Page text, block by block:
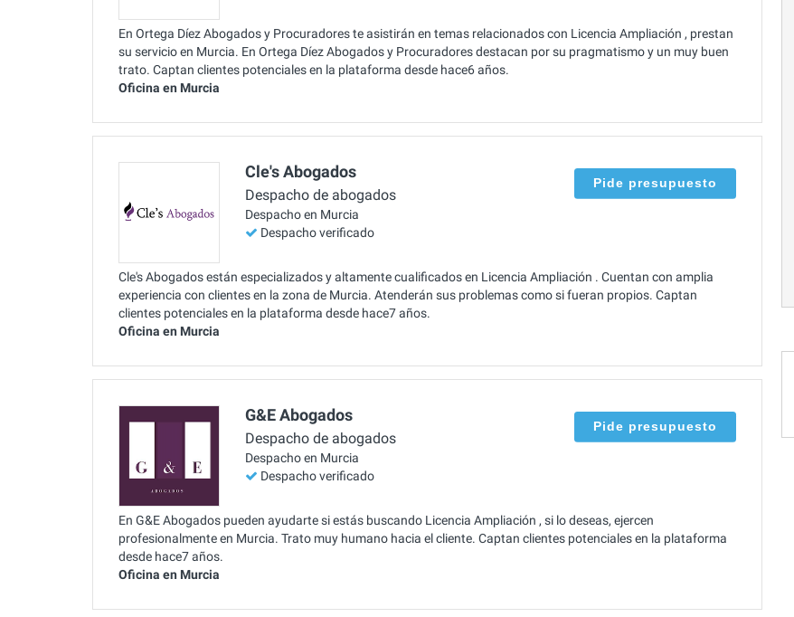
En Ortega Díez Abogados y Procuradores te asistirán en temas relacionados con Licencia Ampliación , prestan
su servicio en Murcia. En Ortega Díez Abogados y Procuradores destacan por su pragmatismo y un muy buen
trato. Captan clientes potenciales en la plataforma desde hace6 años.
Oficina en Murcia
Cle's Abogados
Despacho de abogados
Despacho en Murcia
Despacho verificado
Pide presupuesto
Cle's Abogados están especializados y altamente cualificados en Licencia Ampliación . Cuentan con amplia
experiencia con clientes en la zona de Murcia. Atenderán sus problemas como si fueran propios. Captan
clientes potenciales en la plataforma desde hace7 años.
Oficina en Murcia
G&E Abogados
Despacho de abogados
Despacho en Murcia
Despacho verificado
Pide presupuesto
En G&E Abogados pueden ayudarte si estás buscando Licencia Ampliación , si lo deseas, ejercen
profesionalmente en Murcia. Trato muy humano hacia el cliente. Captan clientes potenciales en la plataforma
desde hace7 años.
Oficina en Murcia